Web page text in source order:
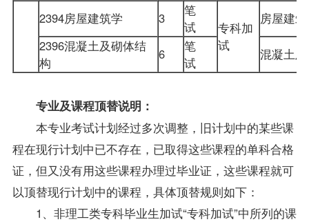
2394房屋建筑学 3
笔
试
专科加
试
房屋建
2396混凝土及砌体结
构
6
笔
试
混凝土
专业及课程顶替说明：
本专业考试计划经过多次调整，旧计划中的某些课
程在现行计划中已不存在，已取得这些课程的单科合格
证，但又没有用这些课程办理过毕业证，这些课程就可
以顶替现行计划中的课程，具体顶替规则如下：
1、非理工类专科毕业生加试“专科加试”中所列的课